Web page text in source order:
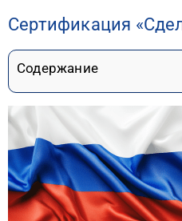
Сертификация
Содержание